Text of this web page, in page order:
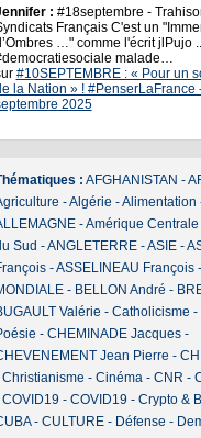
: #18septembre -
Français C'est un
…" comme l'écrit jlPujo
malade…
#10SEPTEMBRE : « Pour un
la Nation » ! #PenserLaFrance
2025
: AFGHANISTAN -
-Algérie -Alimentation
-Amérique Centrale
Sud -ANGLETERRE-ASIE-
-ASSELINEAU François-
- BELLON André -
Valérie - Catholicisme -
- CHEMINADE Jacques-
Jean Pierre -
Christianisme - Cinéma- CNR -
COVID19 - COVID19 - Crypto &
- CULTURE- Défense -